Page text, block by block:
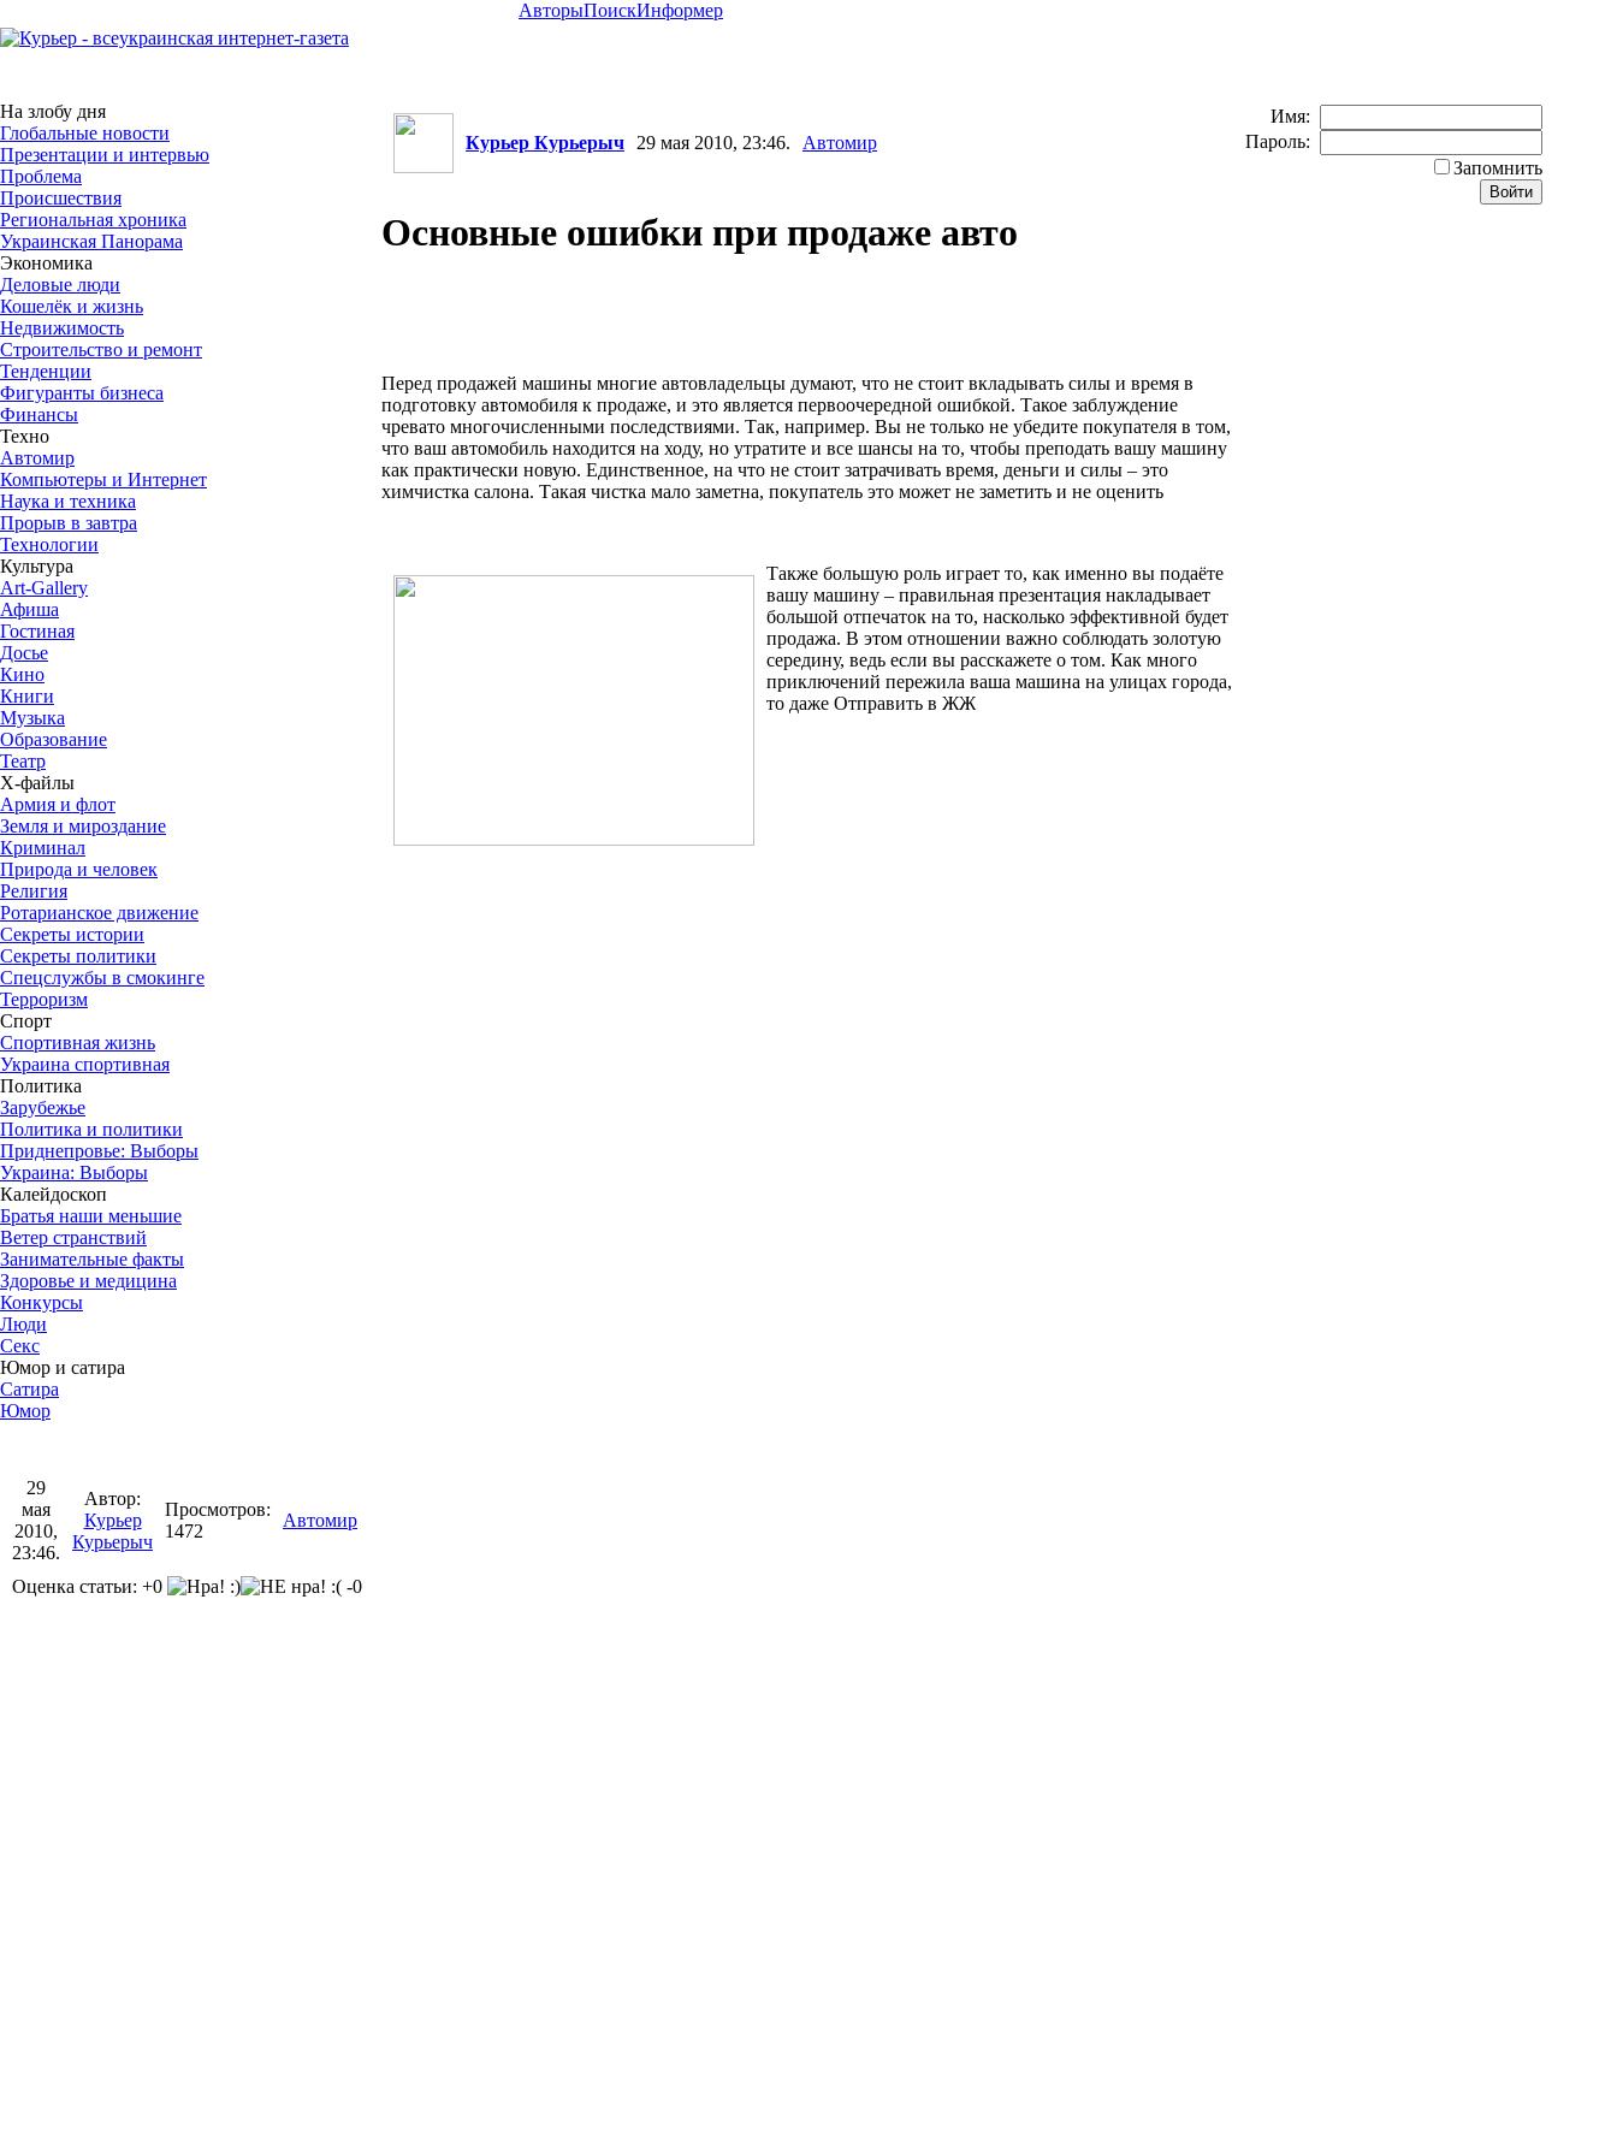
АвторыПоискИнформер
На злобу дня
Глобальные новости
Презентации и интервью
Проблема
Происшествия
Региональная хроника
Украинская Панорама
Экономика
Деловые люди
Кошелёк и жизнь
Недвижимость
Строительство и ремонт
Тенденции
Фигуранты бизнеса
Финансы
Техно
Автомир
Компьютеры и Интернет
Наука и техника
Прорыв в завтра
Технологии
Культура
Art-Gallery
Афиша
Гостиная
Досье
Кино
Книги
Музыка
Образование
Театр
Х-файлы
Армия и флот
Земля и мироздание
Криминал
Природа и человек
Религия
Ротарианское движение
Секреты истории
Секреты политики
Спецслужбы в смокинге
Терроризм
Спорт
Спортивная жизнь
Украина спортивная
Политика
Зарубежье
Политика и политики
Приднепровье: Выборы
Украина: Выборы
Калейдоскоп
Братья наши меньшие
Ветер странствий
Занимательные факты
Здоровье и медицина
Конкурсы
Люди
Секс
Юмор и сатира
Сатира
Юмор
Курьер Курьерыч 29 мая 2010, 23:46. Автомир
Основные ошибки при продаже авто
Перед продажей машины многие автовладельцы думают, что не стоит вкладывать силы и время в
подготовку автомобиля к продаже, и это является первоочередной ошибкой. Такое заблуждение
чревато многочисленными последствиями. Так, например. Вы не только не убедите покупателя в том,
что ваш автомобиль находится на ходу, но утратите и все шансы на то, чтобы преподать вашу машину
как практически новую. Единственное, на что не стоит затрачивать время, деньги и силы – это
химчистка салона. Такая чистка мало заметна, покупатель это может не заметить и не оценить
Также большую роль играет то, как именно вы подаёте
вашу машину – правильная презентация накладывает
большой отпечаток на то, насколько эффективной будет
продажа. В этом отношении важно соблюдать золотую
середину, ведь если вы расскажете о том. Как много
приключений пережила ваша машина на улицах города,
то даже Отправить в ЖЖ
29
мая
2010,
23:46.
Автор:
Курьер
Курьерыч
Просмотров:
1472
Автомир
Оценка статьи: +0 -0
Имя:
Пароль:
Запомнить